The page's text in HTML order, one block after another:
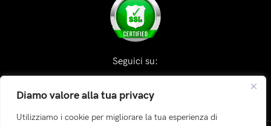
Diamo valore alla tua privacy
Utilizziamo i cookie per migliorare la tua esperienza di
Seguici su: